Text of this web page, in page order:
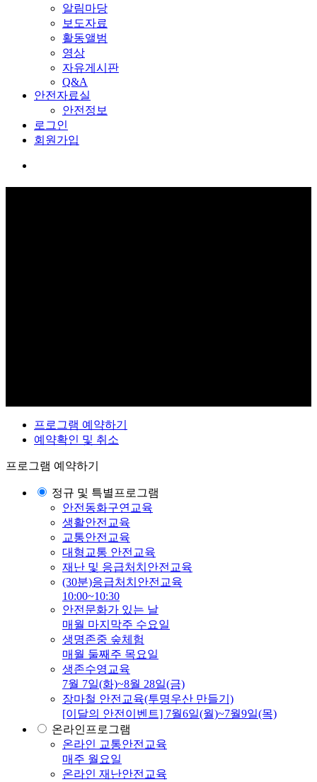
알림마당
보도자료
활동앨범
영상
자유게시판
Q&A
안전자료실
안전정보
로그인
회원가입
프로그램 예약하기
예약확인 및 취소
프로그램 예약하기
정규 및 특별프로그램
안전동화구연교육
생활안전교육
교통안전교육
대형교통 안전교육
재난 및 응급처치안전교육
(30분)응급처치안전교육
10:00~10:30
안전문화가 있는 날
매월 마지막주 수요일
생명존중 숲체험
매월 둘째주 목요일
생존수영교육
7월 7일(화)~8월 28일(금)
장마철 안전교육(투명우산 만들기)
[이달의 안전이벤트] 7월6일(월)~7월9일(목)
온라인프로그램
온라인 교통안전교육
매주 월요일
온라인 재난안전교육